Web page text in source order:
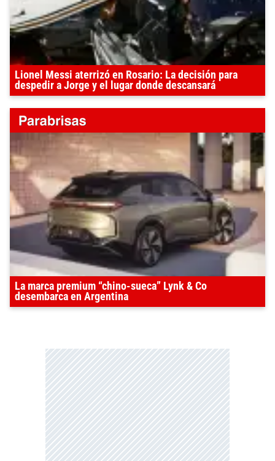
Lionel Messi aterrizó en Rosario: La decisión para
despedir a Jorge y el lugar donde descansará
La marca premium “chino-sueca” Lynk & Co
desembarca en Argentina